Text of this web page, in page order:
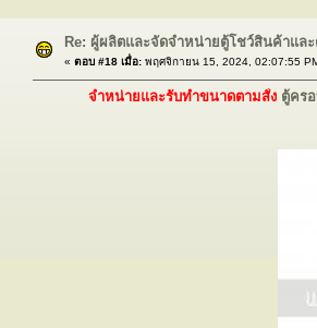
Re: ผู้ผลิตและจัดจำหน่ายตู้โชว์สินค้าแล
« ตอบ #18 เมื่อ: พฤศจิกายน 15, 2024, 02:07:55
จำหน่ายและรับทำขนาดตามสั่ง ตู้คร